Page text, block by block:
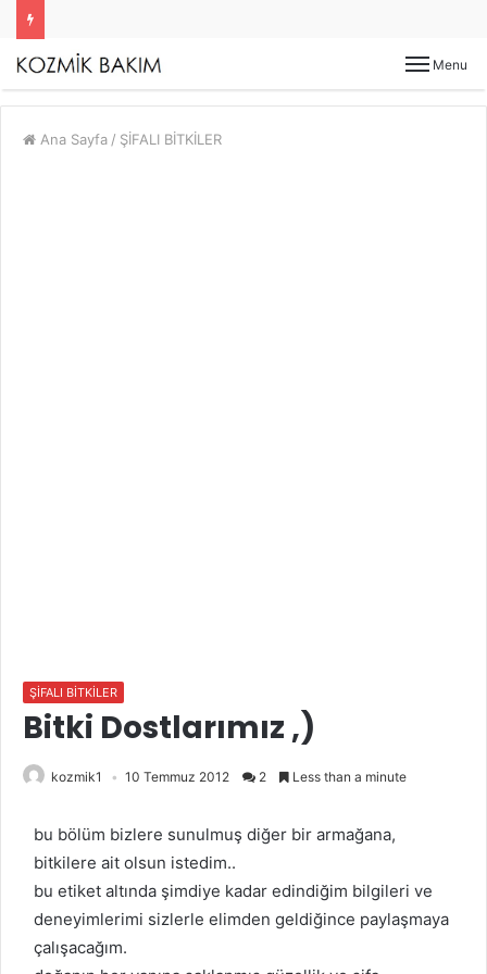
Menu
Ana Sayfa / ŞİFALI BİTKİLER
ŞİFALI BİTKİLER
Bitki Dostlarımız ,)
kozmik1 10 Temmuz 2012 2 Less than a minute
bu bölüm bizlere sunulmuş diğer bir armağana,
bitkilere ait olsun istedim..
bu etiket altında şimdiye kadar edindiğim bilgileri ve
deneyimlerimi sizlerle elimden geldiğince paylaşmaya
çalışacağım.